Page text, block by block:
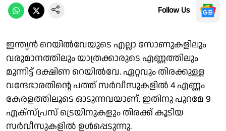
Follow Us
ഇന്ത്യൻ റെയിൽവേയുടെ എല്ലാ സോണുകളിലും
വരുമാനത്തിലും യാത്രക്കാരുടെ എണ്ണത്തിലും
മുന്നിട്ട് ദക്ഷിണ റെയിൽവേ. ഏറ്റവും തിരക്കുള്ള
വന്ദേഭാരതിൻ്റെ പത്ത് സർവീസുകളിൽ 4 എണ്ണം
കേരളത്തിലൂടെ ഓടുന്നവയാണ്. ഇതിനു പുറമേ 9
എക്സ്പ്രസ് ട്രെയിനുകളും തിരക്ക് കൂടിയ
സർവീസുകളിൽ ഉൾപ്പെടുന്നു.